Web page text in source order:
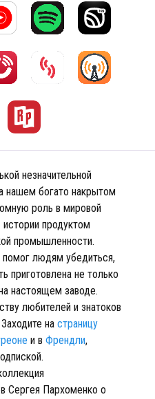
незначительной
нашем богато накрытом
роль в мировой
продуктом
промышленности.
людям убедиться,
приготовлена не только
настоящем заводе.
любителей и знатоков
на страницу
и в Френдли,
Сергея Пархоменко о